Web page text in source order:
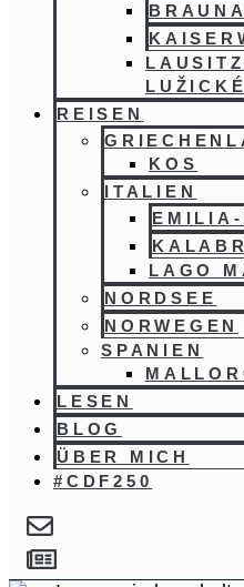
REISEN
KOS
ITALIEN
EMILIA-
LAGO
NORDSEE
NORWEGEN
SPANIEN
LESEN
BLOG
ÜBER MICH
#CDF250